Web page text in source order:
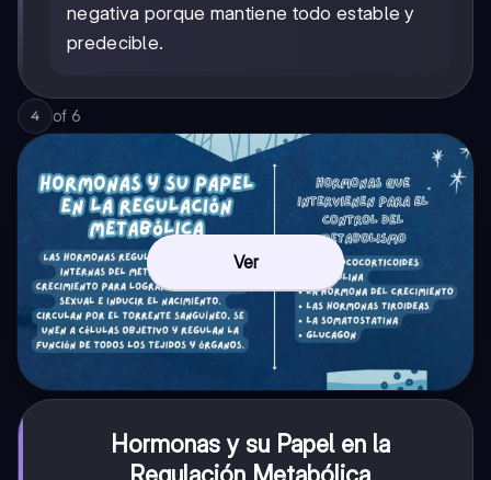
negativa porque mantiene todo estable y
predecible.
4 of 6
Ver
Hormonas y su Papel en la
Regulación Metabólica